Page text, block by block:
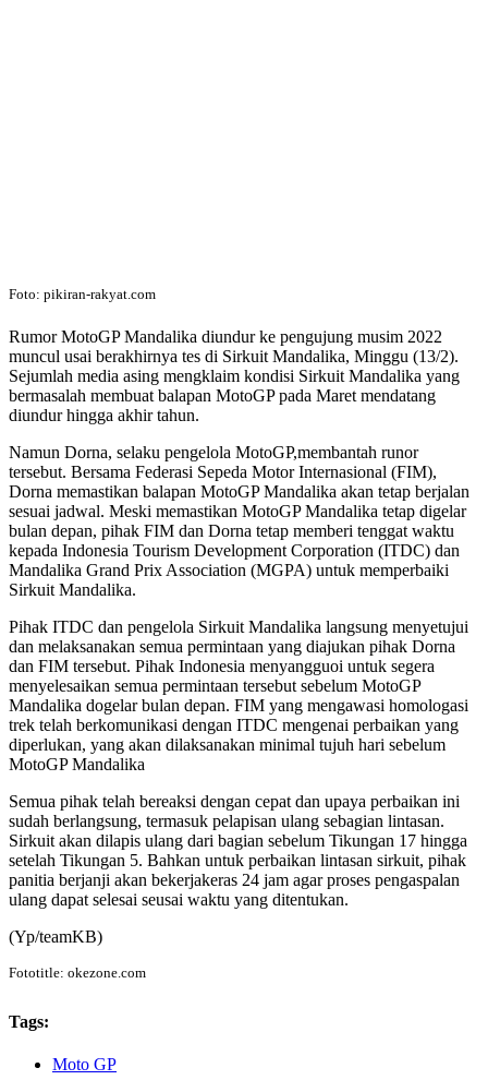
Foto: pikiran-rakyat.com
Rumor MotoGP Mandalika diundur ke pengujung musim 2022
muncul usai berakhirnya tes di Sirkuit Mandalika, Minggu (13/2).
Sejumlah media asing mengklaim kondisi Sirkuit Mandalika yang
bermasalah membuat balapan MotoGP pada Maret mendatang
diundur hingga akhir tahun.
Namun Dorna, selaku pengelola MotoGP,membantah runor
tersebut. Bersama Federasi Sepeda Motor Internasional (FIM),
Dorna memastikan balapan MotoGP Mandalika akan tetap berjalan
sesuai jadwal. Meski memastikan MotoGP Mandalika tetap digelar
bulan depan, pihak FIM dan Dorna tetap memberi tenggat waktu
kepada Indonesia Tourism Development Corporation (ITDC) dan
Mandalika Grand Prix Association (MGPA) untuk memperbaiki
Sirkuit Mandalika.
Pihak ITDC dan pengelola Sirkuit Mandalika langsung menyetujui
dan melaksanakan semua permintaan yang diajukan pihak Dorna
dan FIM tersebut. Pihak Indonesia menyangguoi untuk segera
menyelesaikan semua permintaan tersebut sebelum MotoGP
Mandalika dogelar bulan depan. FIM yang mengawasi homologasi
trek telah berkomunikasi dengan ITDC mengenai perbaikan yang
diperlukan, yang akan dilaksanakan minimal tujuh hari sebelum
MotoGP Mandalika
Semua pihak telah bereaksi dengan cepat dan upaya perbaikan ini
sudah berlangsung, termasuk pelapisan ulang sebagian lintasan.
Sirkuit akan dilapis ulang dari bagian sebelum Tikungan 17 hingga
setelah Tikungan 5. Bahkan untuk perbaikan lintasan sirkuit, pihak
panitia berjanji akan bekerjakeras 24 jam agar proses pengaspalan
ulang dapat selesai seusai waktu yang ditentukan.
(Yp/teamKB)
Fototitle: okezone.com
Tags:
Moto GP